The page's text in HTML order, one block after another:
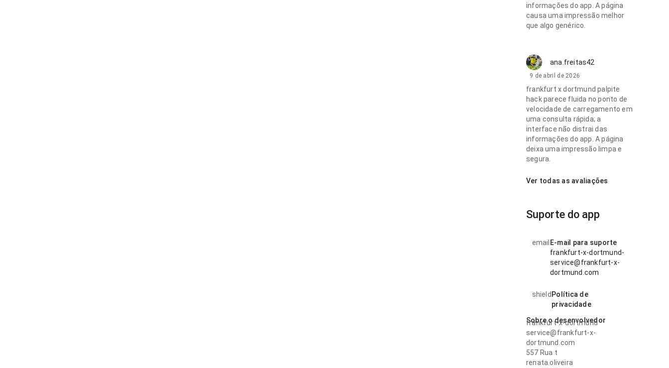
informações do app. A página
causa uma impressão melhor
que algo genérico.
ana.freitas42
9 de abril de 2026
frankfurt x dortmund palpite
hack parece fluida no ponto de
velocidade de carregamento em
uma consulta rápida; a
interface não distrai das
informações do app. A página
deixa uma impressão limpa e
segura.
Ver todas as avaliações
Suporte do app
email E-mail para suporte
frankfurt-x-dortmund-
service@frankfurt-x-
dortmund.com
shield Política de
privacidade
Sobre o desenvolvedor
frankfurt-x-dortmund
service@frankfurt-x-
dortmund.com
557 Rua t
renata.oliveira